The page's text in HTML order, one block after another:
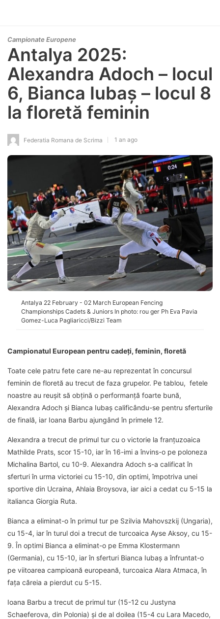
Campionate Europene
Antalya 2025:
Alexandra Adoch – locul
6, Bianca Iubaș – locul 8
la floretă feminin
Federatia Romana de Scrima 1 an ago
Antalya 22 February - 02 March European Fencing
Championships Cadets & Juniors In photo: rou ger Ph Eva Pavia
Gomez-Luca Pagliaricci/Bizzi Team
Campionatul European pentru cadeți, feminin, floretă
Toate cele patru fete care ne-au reprezentat în concursul
feminin de floretă au trecut de faza grupelor. Pe tablou, fetele
noastre au reușit să obțină o performanță foarte bună,
Alexandra Adoch și Bianca Iubaș calificându-se pentru sferturile
de finală, iar Ioana Barbu ajungând în primele 12.
Alexandra a trecut de primul tur cu o victorie la franțuzoaica
Mathilde Prats, scor 15-10, iar în 16-imi a învins-o pe poloneza
Michalina Bartol, cu 10-9. Alexandra Adoch s-a calificat în
sferturi în urma victoriei cu 15-10, din optimi, împotriva unei
sportive din Ucraina, Ahlaia Broysova, iar aici a cedat cu 5-15 la
italianca Giorgia Ruta.
Bianca a eliminat-o în primul tur pe Szilvia Mahovszkij (Ungaria),
cu 15-4, iar în turul doi a trecut de turcoaica Ayse Aksoy, cu 15-
9. În optimi Bianca a eliminat-o pe Emma Klostermann
(Germania), cu 15-10, iar în sferturi Bianca Iubaș a înfruntat-o
pe viitoarea campioană europeană, turcoaica Alara Atmaca, în
fața căreia a pierdut cu 5-15.
Ioana Barbu a trecut de primul tur (15-12 cu Justyna
Schaeferova, din Polonia) și de al doilea (15-4 cu Lara Macedo,